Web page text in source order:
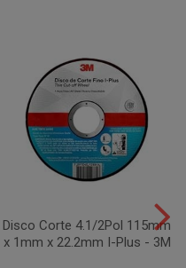
Disco Corte 4.1/2Pol 115mm
x 1mm x 22.2mm I-Plus - 3M